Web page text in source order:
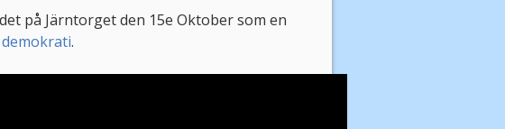
på Järntorget den 15e Oktober som en
.